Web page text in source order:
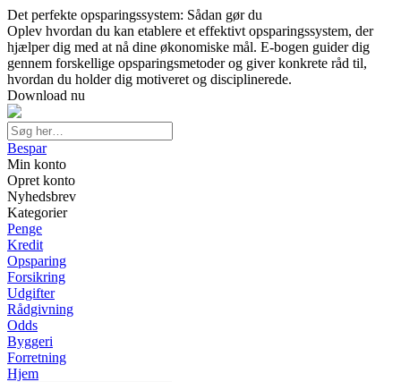
Det perfekte opsparingssystem: Sådan gør du
Oplev hvordan du kan etablere et effektivt opsparingssystem, der
hjælper dig med at nå dine økonomiske mål. E-bogen guider dig
gennem forskellige opsparingsmetoder og giver konkrete råd til,
hvordan du holder dig motiveret og disciplinerede.
Download nu
Bespar
Min konto
Opret konto
Nyhedsbrev
Kategorier
Penge
Kredit
Opsparing
Forsikring
Udgifter
Rådgivning
Odds
Byggeri
Forretning
Hjem